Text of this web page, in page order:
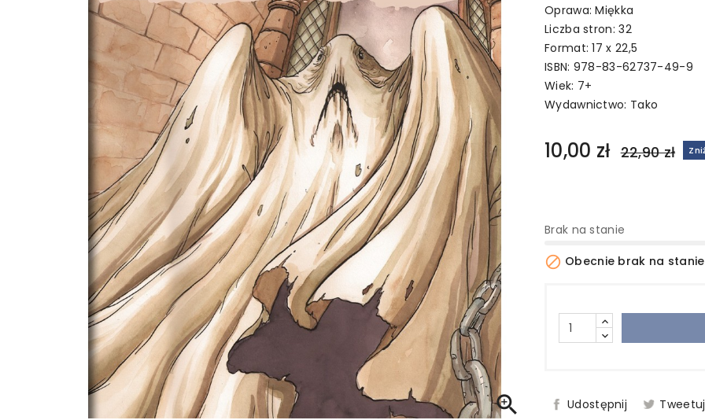

Oprawa: Miękka
Liczba stron: 32
Format: 17 x 22,5
ISBN: 978-83-62737-49-9
Wiek: 7+
Wydawnictwo: Tako
10,00 zł 22,90 zł
Brak na stanie
 Obecnie brak na stanie
Udostępnij Tweetuj